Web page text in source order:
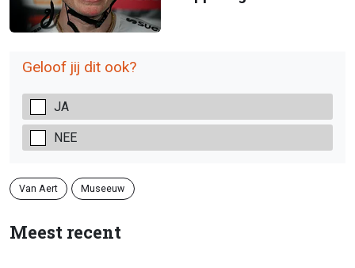
Geloof jij dit ook?
JA
NEE
Van Aert Museeuw
Meest recent